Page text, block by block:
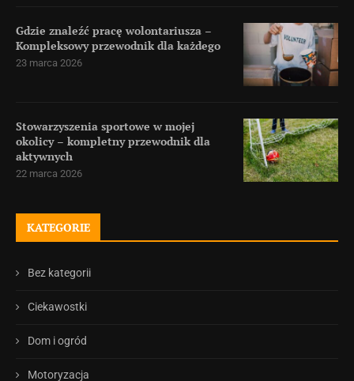
Gdzie znaleźć pracę wolontariusza –
Kompleksowy przewodnik dla każdego
23 marca 2026
Stowarzyszenia sportowe w mojej
okolicy – kompletny przewodnik dla
aktywnych
22 marca 2026
KATEGORIE
Bez kategorii
Ciekawostki
Dom i ogród
Motoryzacja